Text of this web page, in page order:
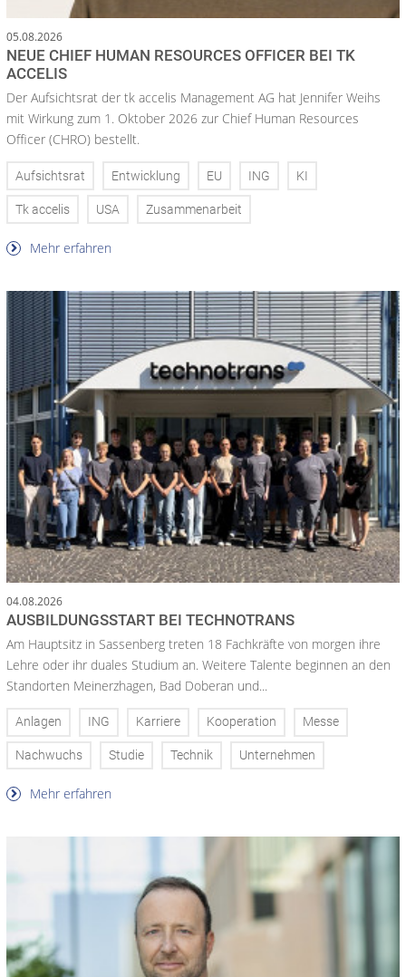
05.08.2026
NEUE CHIEF HUMAN RESOURCES OFFICER BEI TK
ACCELIS
Der Aufsichtsrat der tk accelis Management AG hat Jennifer Weihs
mit Wirkung zum 1. Oktober 2026 zur Chief Human Resources
Officer (CHRO) bestellt.
Aufsichtsrat Entwicklung EU ING KI
Tk accelis USA Zusammenarbeit
Mehr erfahren
04.08.2026
AUSBILDUNGSSTART BEI TECHNOTRANS
Am Hauptsitz in Sassenberg treten 18 Fachkräfte von morgen ihre
Lehre oder ihr duales Studium an. Weitere Talente beginnen an den
Standorten Meinerzhagen, Bad Doberan und...
Anlagen ING Karriere Kooperation Messe
Nachwuchs Studie Technik Unternehmen
Mehr erfahren